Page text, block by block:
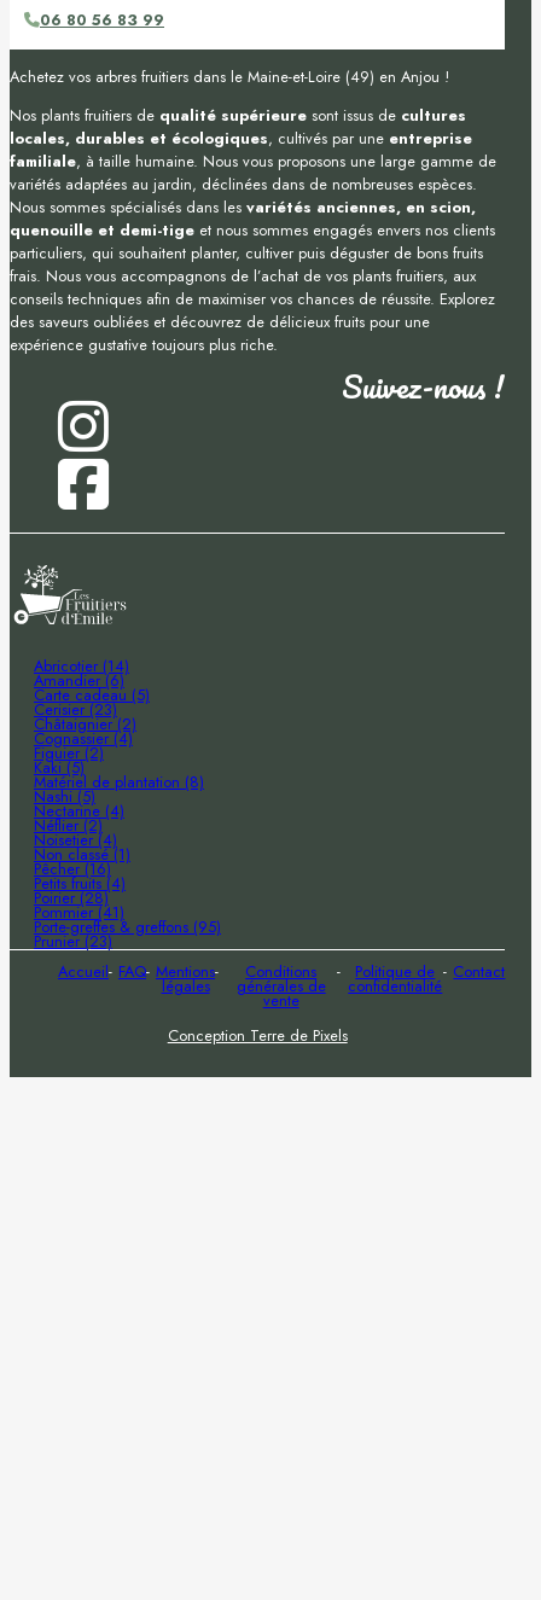
06 80 56 83 99
Achetez vos arbres fruitiers dans le Maine-et-Loire (49) en Anjou !
Nos plants fruitiers de qualité supérieure sont issus de cultures
locales, durables et écologiques, cultivés par une entreprise
familiale, à taille humaine. Nous vous proposons une large gamme de
variétés adaptées au jardin, déclinées dans de nombreuses espèces.
Nous sommes spécialisés dans les variétés anciennes, en scion,
quenouille et demi-tige et nous sommes engagés envers nos clients
particuliers, qui souhaitent planter, cultiver puis déguster de bons fruits
frais. Nous vous accompagnons de l’achat de vos plants fruitiers, aux
conseils techniques afin de maximiser vos chances de réussite. Explorez
des saveurs oubliées et découvrez de délicieux fruits pour une
expérience gustative toujours plus riche.
Suivez-nous !
Abricotier (14)
Amandier (6)
Carte cadeau (5)
Cerisier (23)
Châtaignier (2)
Cognassier (4)
Figuier (2)
Kaki (5)
Matériel de plantation (8)
Nashi (5)
Nectarine (4)
Néflier (2)
Noisetier (4)
Non classé (1)
Pêcher (16)
Petits fruits (4)
Poirier (28)
Pommier (41)
Porte-greffes & greffons (95)
Prunier (23)
Accueil FAQ Mentions
légales
Conditions
générales de
vente
Politique de
confidentialité
Contact
Conception Terre de Pixels